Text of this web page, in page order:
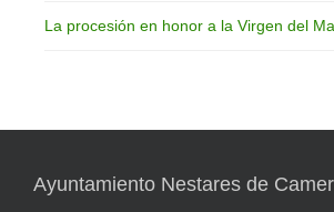
La procesión en honor a la Virgen del
Ayuntamiento Nestares de